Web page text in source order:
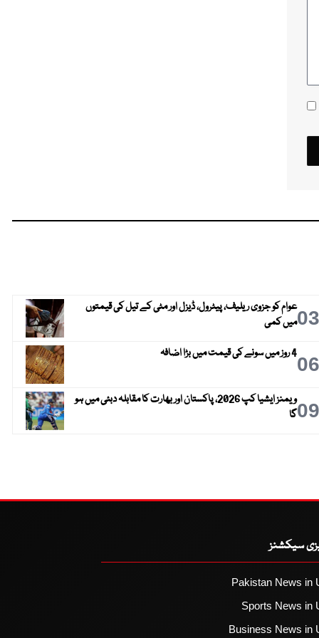
03عوام کو جزوی ریلیف، پیٹرول، ڈیزل اور مٹی کے تیل کی قیمتوں
میں کمی
064 روز میں سونے کی قیمت میں بڑا اضافہ
09
ویمنز ایشیا کپ 2026، پاکستان اور بھارت کا مقابلہ دبئی میں ہو
گا
سیکشنز
Pakistan News in
Sports News in
Business News in